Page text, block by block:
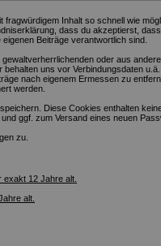
Inhalt so schnell wie
dass du akzeptierst,
Beiträge verantwortlich sind.
oder aus
uns vor Verbindungsdaten
nach eigenem Ermessen zu
werden.
Diese Cookies enthalten
ggf. zum Versand eines neuen
zu.
exakt 12 Jahre alt.
alt.